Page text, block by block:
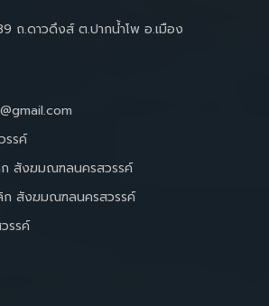
ถ.ดาวดึงส์ ต.ปากน้ำโพ อ.เมือง
รค์
สังฆมณฑลนครสวรรค์
ก สังฆมณฑลนครสวรรค์
รรค์